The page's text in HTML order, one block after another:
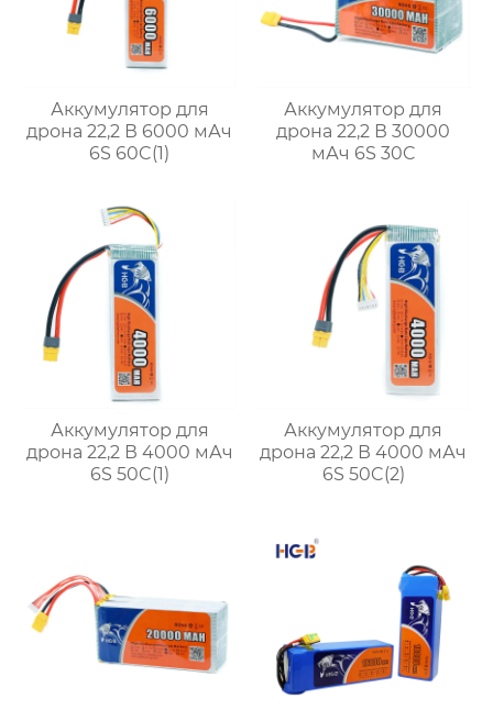
Аккумулятор для
дрона 22,2 В 6000 мАч
6S 60C(1)
Аккумулятор для
дрона 22,2 В 30000
мАч 6S 30C
Аккумулятор для
дрона 22,2 В 4000 мАч
6S 50C(1)
Аккумулятор для
дрона 22,2 В 4000 мАч
6S 50C(2)